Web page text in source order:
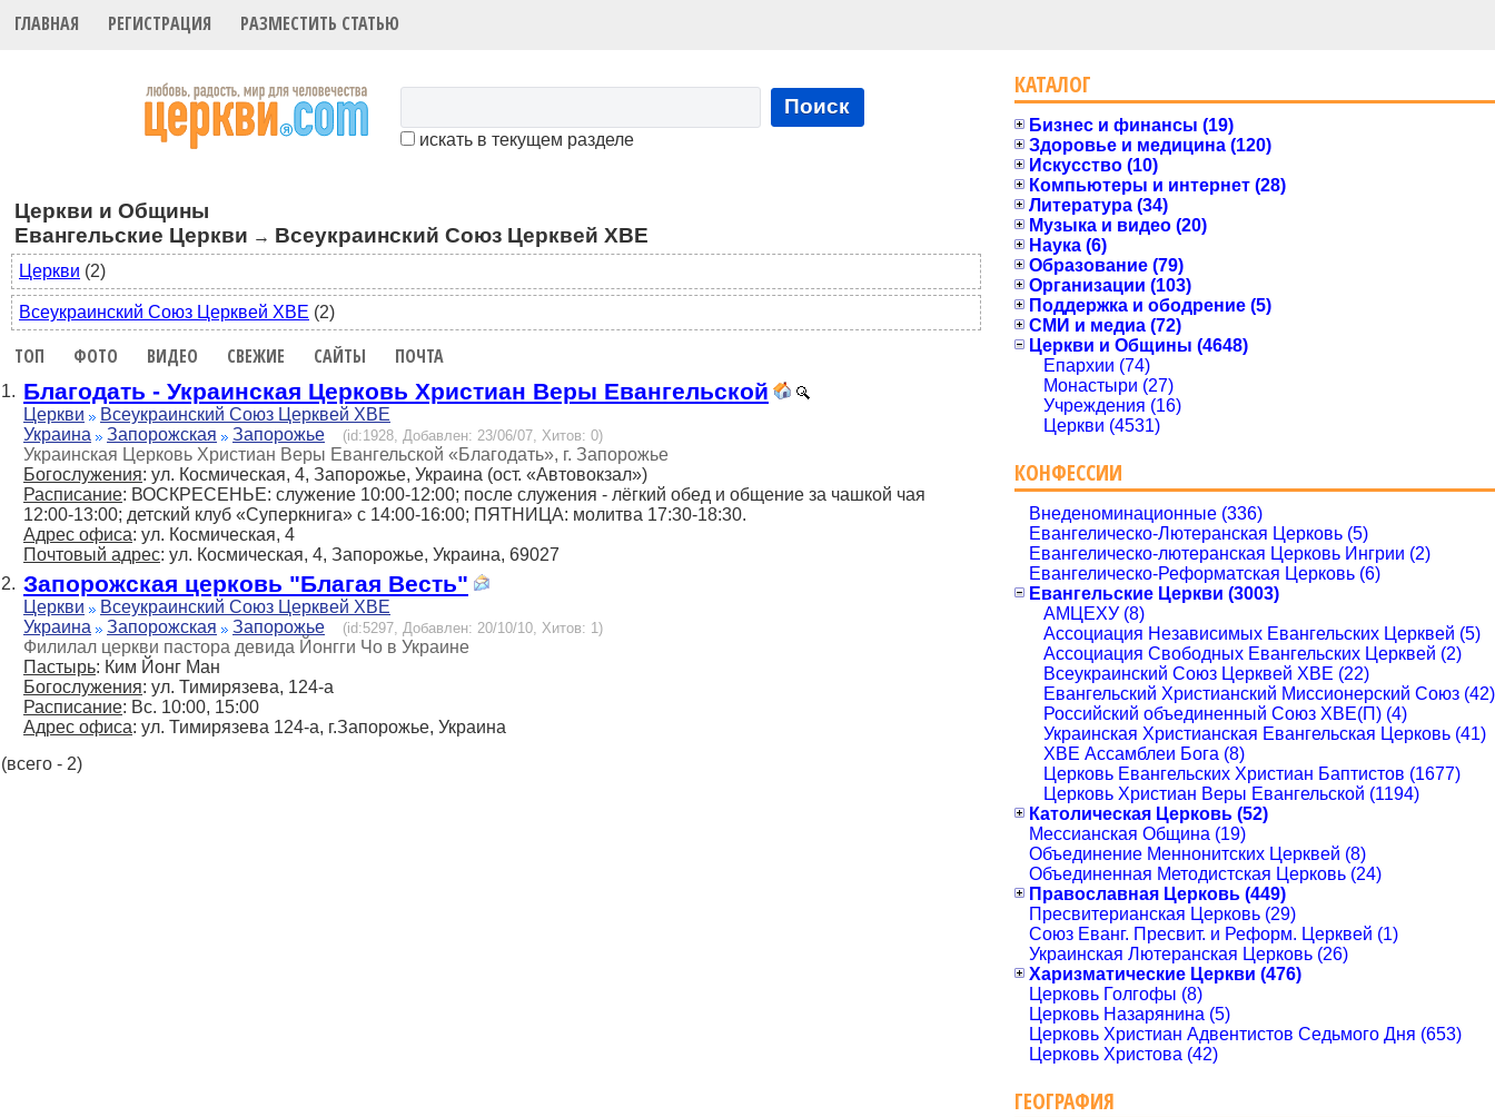
ГЛАВНАЯ РЕГИСТРАЦИЯ РАЗМЕСТИТЬ СТАТЬЮ
Поиск
искать в текущем разделе
Церкви и Общины
Евангельские Церкви → Всеукраинский Союз Церквей ХВЕ
Церкви (2)
Всеукраинский Союз Церквей ХВЕ (2)
ТОП ФОТО ВИДЕО СВЕЖИЕ САЙТЫ ПОЧТА
1. Благодать - Украинская Церковь Христиан Веры Евангельской
Церкви
Всеукраинский Союз Церквей ХВЕ
Украина
Запорожская Запорожье (id:1928, Добавлен: 23/06/07, Хитов: 0)
Украинская Церковь Христиан Веры Евангельской «Благодать», г. Запорожье
Богослужения: ул. Космическая, 4, Запорожье, Украина (ост. «Автовокзал»)
Расписание: ВОСКРЕСЕНЬЕ: служение 10:00-12:00; после служения - лёгкий обед и общение за чашкой чая
12:00-13:00; детский клуб «Суперкнига» с 14:00-16:00; ПЯТНИЦА: молитва 17:30-18:30.
Адрес офиса: ул. Космическая, 4
Почтовый адрес: ул. Космическая, 4, Запорожье, Украина, 69027
2. Запорожская церковь "Благая Весть"
Церкви
Всеукраинский Союз Церквей ХВЕ
Украина
Запорожская Запорожье (id:5297, Добавлен: 20/10/10, Хитов: 1)
Филилал церкви пастора девида Йонгги Чо в Украине
Пастырь: Ким Йонг Ман
Богослужения: ул. Тимирязева, 124-а
Расписание: Вс. 10:00, 15:00
Адрес офиса: ул. Тимирязева 124-а, г.Запорожье, Украина
(всего - 2)
КАТАЛОГ
Бизнес и финансы (19)
Здоровье и медицина (120)
Искусство (10)
Компьютеры и интернет (28)
Литература (34)
Музыка и видео (20)
Наука (6)
Образование (79)
Организации (103)
Поддержка и ободрение (5)
СМИ и медиа (72)
Церкви и Общины (4648)
Епархии (74)
Монастыри (27)
Учреждения (16)
Церкви (4531)
КОНФЕССИИ
Внеденоминационные (336)
Евангелическо-Лютеранская Церковь (5)
Евангелическо-лютеранская Церковь Ингрии (2)
Евангелическо-Реформатская Церковь (6)
Евангельские Церкви (3003)
АМЦЕХУ (8)
Ассоциация Независимых Евангельских Церквей (5)
Ассоциация Свободных Евангельских Церквей (2)
Всеукраинский Союз Церквей ХВЕ (22)
Евангельский Христианский Миссионерский Союз (42)
Российский объединенный Союз ХВЕ(П) (4)
Украинская Христианская Евангельская Церковь (41)
ХВЕ Ассамблеи Бога (8)
Церковь Евангельских Христиан Баптистов (1677)
Церковь Христиан Веры Евангельской (1194)
Католическая Церковь (52)
Мессианская Община (19)
Объединение Меннонитских Церквей (8)
Объединенная Методистская Церковь (24)
Православная Церковь (449)
Пресвитерианская Церковь (29)
Союз Еванг. Пресвит. и Реформ. Церквей (1)
Украинская Лютеранская Церковь (26)
Харизматические Церкви (476)
Церковь Голгофы (8)
Церковь Назарянина (5)
Церковь Христиан Адвентистов Седьмого Дня (653)
Церковь Христова (42)
ГЕОГРАФИЯ